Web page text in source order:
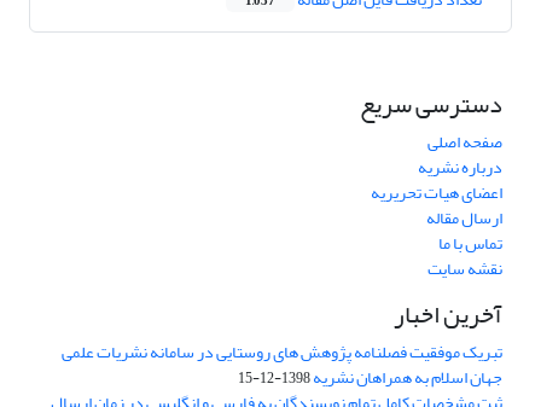
دسترسی سریع
صفحه اصلی
درباره نشریه
اعضای هیات تحریریه
ارسال مقاله
تماس با ما
نقشه سایت
آخرین اخبار
تبریک موفقیت فصلنامه پژوهش های روستایی در سامانه نشریات علمی
جهان اسلام به همراهان نشریه1398-12-15